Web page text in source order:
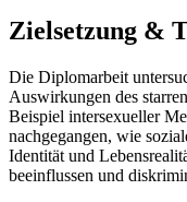
Zielsetzung &
Die Diplomarbeit
Auswirkungen des
Beispiel intersexueller
nachgegangen, wie
Identität und
beeinflussen und